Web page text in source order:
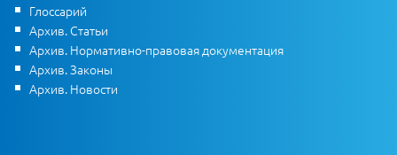
Глоссарий
Архив. Статьи
Архив. Нормативно-правовая документация
Архив. Законы
Архив. Новости